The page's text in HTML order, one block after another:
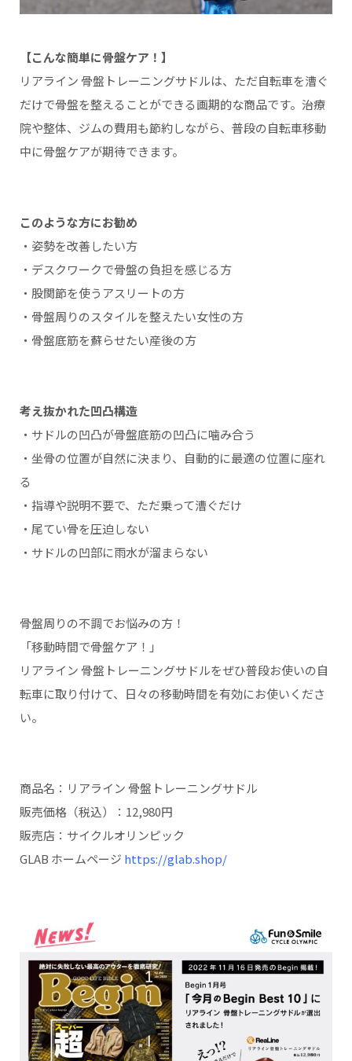
【こんな簡単に骨盤ケア！】
リアライン 骨盤トレーニングサドルは、ただ自転車を漕ぐ
だけで骨盤を整えることができる画期的な商品です。治療
院や整体、ジムの費用も節約しながら、普段の自転車移動
中に骨盤ケアが期待できます。
このような方にお勧め
・姿勢を改善したい方
・デスクワークで骨盤の負担を感じる方
・股関節を使うアスリートの方
・骨盤周りのスタイルを整えたい女性の方
・骨盤底筋を蘇らせたい産後の方
考え抜かれた凹凸構造
・サドルの凹凸が骨盤底筋の凹凸に噛み合う
・坐骨の位置が自然に決まり、自動的に最適の位置に座れ
る
・指導や説明不要で、ただ乗って漕ぐだけ
・尾てい骨を圧迫しない
・サドルの凹部に雨水が溜まらない
骨盤周りの不調でお悩みの方！
「移動時間で骨盤ケア！」
リアライン 骨盤トレーニングサドルをぜひ普段お使いの自
転車に取り付けて、日々の移動時間を有効にお使いくださ
い。
商品名：リアライン 骨盤トレーニングサドル
販売価格（税込）：12,980円
販売店：サイクルオリンピック
GLAB ホームページ https://glab.shop/